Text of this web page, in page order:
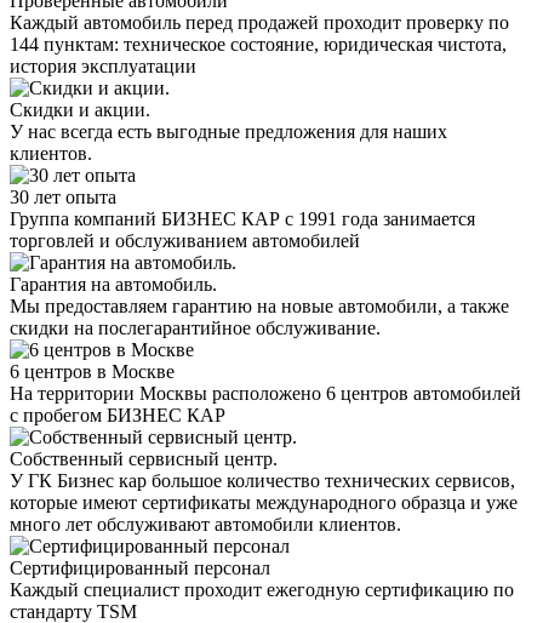
Каждый автомобиль перед продажей проходит проверку по
144 пунктам: техническое состояние, юридическая чистота,
история эксплуатации
Скидки и акции.
У нас всегда есть выгодные предложения для наших
клиентов.
30 лет опыта
Группа компаний БИЗНЕС КАР с 1991 года занимается
торговлей и обслуживанием автомобилей
Гарантия на автомобиль.
Мы предоставляем гарантию на новые автомобили, а также
скидки на послегарантийное обслуживание.
6 центров в Москве
На территории Москвы расположено 6 центров автомобилей
с пробегом БИЗНЕС КАР
Собственный сервисный центр.
У ГК Бизнес кар большое количество технических сервисов,
которые имеют сертификаты международного образца и уже
много лет обслуживают автомобили клиентов.
Сертифицированный персонал
Каждый специалист проходит ежегодную сертификацию по
стандарту TSM